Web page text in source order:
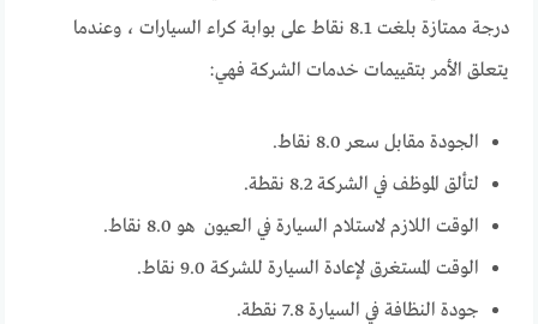
درجة ممتازة بلغت 8.1 نقاط على بوابة كراء السيارات ، وعندما
يتعلق الأمر بتقييمات خدمات الشركة فهي:
الجودة مقابل سعر 8.0 نقاط.
لتألق الموظف في الشركة 8.2 نقطة.
الوقت اللازم لاستلام السيارة في العيون هو 8.0 نقاط.
الوقت المستغرق لإعادة السيارة للشركة 9.0 نقاط.
جودة النظافة في السيارة 7.8 نقطة.